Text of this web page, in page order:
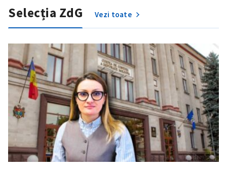
Selecția ZdG Vezi toate